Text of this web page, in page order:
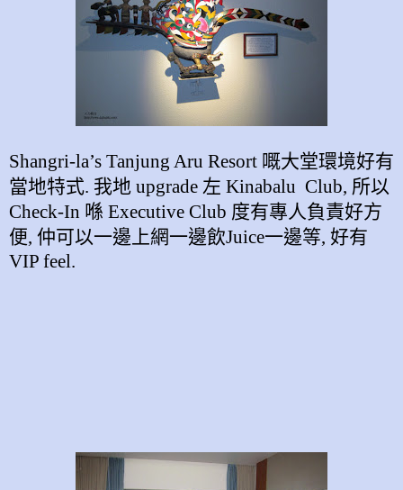
Shangri-la’s Tanjung Aru Resort 嘅大堂環境好有
當地特式. 我地 upgrade 左 Kinabalu Club, 所以
Check-In 喺 Executive Club 度有專人負責好方
便, 仲可以一邊上網一邊飲Juice一邊等, 好有
VIP feel.